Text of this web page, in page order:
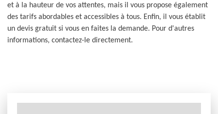
et à la hauteur de vos attentes, mais il vous propose également
des tarifs abordables et accessibles à tous. Enfin, il vous établit
un devis gratuit si vous en faites la demande. Pour d'autres
informations, contactez-le directement.